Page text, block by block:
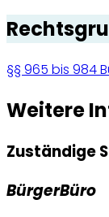
§§ 965 bis 984
Weitere
Zuständige
BürgerBüro